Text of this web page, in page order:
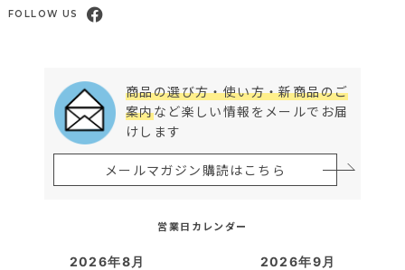
FOLLOW US
商品の選び方・使い方・新商品のご
案内など楽しい情報をメールでお届
けします
メールマガジン購読はこちら
営業日カレンダー
2026年8月 2026年9月